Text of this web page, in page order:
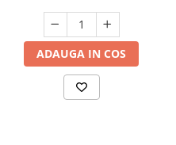
ADAUGA IN COS